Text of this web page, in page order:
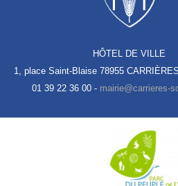
HÔTEL DE VILLE
1, place Saint-Blaise 78955
01 39 22 36 00 -